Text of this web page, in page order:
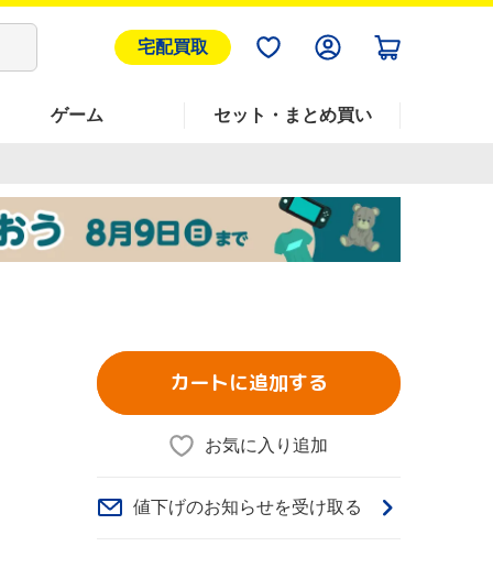
宅配買取
ゲーム セット・まとめ買い
カートに追加する
お気に入り追加
値下げのお知らせを受け取る